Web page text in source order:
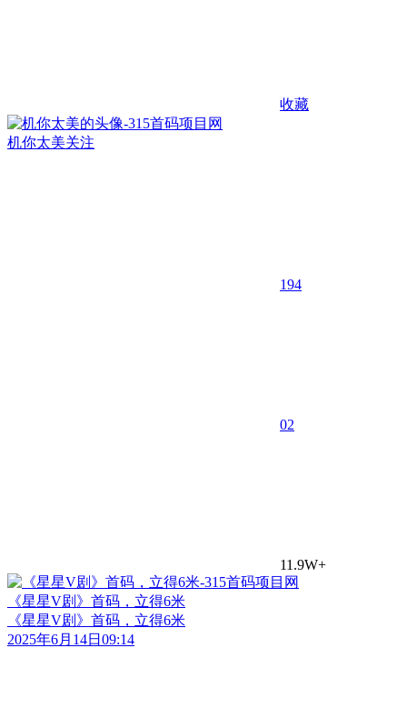
收藏
机你太美关注
194
02
11.9W+
《星星V剧》首码，立得6米
《星星V剧》首码，立得6米
2025年6月14日09:14